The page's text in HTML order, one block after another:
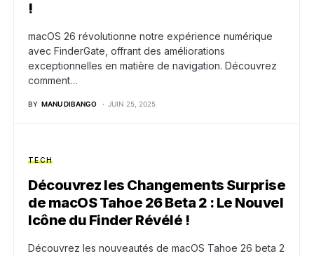
!
macOS 26 révolutionne notre expérience numérique
avec FinderGate, offrant des améliorations
exceptionnelles en matière de navigation. Découvrez
comment…
BY MANU DIBANGO JUIN 25, 2025
TECH
Découvrez les Changements Surprise
de macOS Tahoe 26 Beta 2 : Le Nouvel
Icône du Finder Révélé !
Découvrez les nouveautés de macOS Tahoe 26 beta 2